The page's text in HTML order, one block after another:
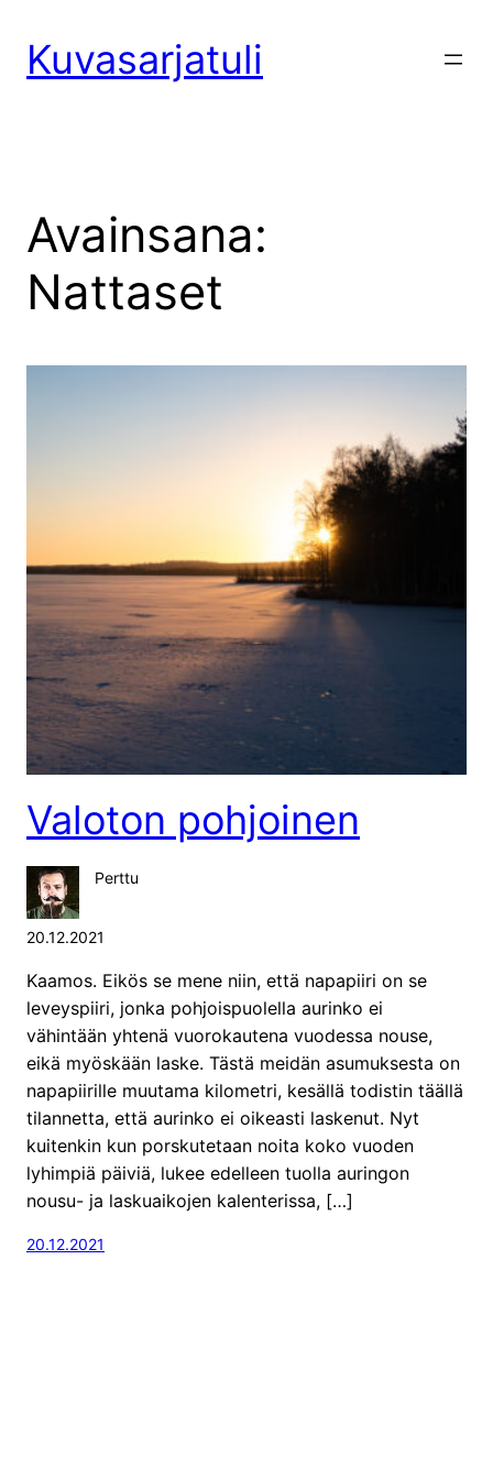
sisältöönKuvasarjatuli
Avainsana:
Nattaset
Valoton pohjoinen
Perttu
20.12.2021
Kaamos. Eikös se mene niin, että napapiiri on se
leveyspiiri, jonka pohjoispuolella aurinko ei
vähintään yhtenä vuorokautena vuodessa nouse,
eikä myöskään laske. Tästä meidän asumuksesta on
napapiirille muutama kilometri, kesällä todistin täällä
tilannetta, että aurinko ei oikeasti laskenut. Nyt
kuitenkin kun porskutetaan noita koko vuoden
lyhimpiä päiviä, lukee edelleen tuolla auringon
nousu- ja laskuaikojen kalenterissa, […]
20.12.2021